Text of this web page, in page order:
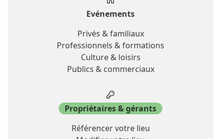
Evénements
Privés & familiaux
Professionnels & formations
Culture & loisirs
Publics & commerciaux
Propriétaires & gérants
Référencer votre lieu